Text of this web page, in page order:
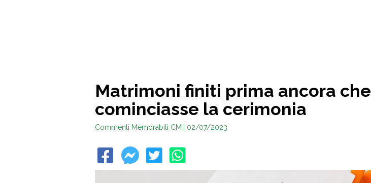
Matrimoni finiti prima ancora che
cominciasse la cerimonia
Commenti Memorabili CM | 02/07/2023